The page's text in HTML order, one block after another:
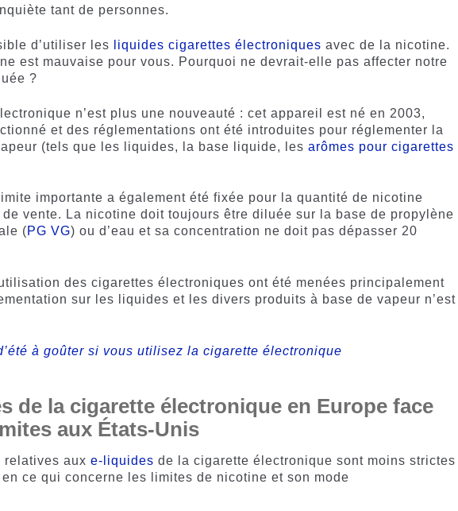
tant de personnes.
d’utiliser les liquides cigarettes électroniques avec de la nicotine.
est mauvaise pour vous. Pourquoi ne devrait-elle pas affecter notre
?
n’est plus une nouveauté : cet appareil est né en 2003,
et des réglementations ont été introduites pour réglementer la
(tels que les liquides, la base liquide, lesarômes pour cigarettes
importante a également été fixée pour la quantité de nicotine
vente. La nicotine doit toujours être diluée sur la base de propylène
(PG VG) ou d’eau et sa concentration ne doit pas dépasser 20
des cigarettes électroniques ont été menées principalement
sur les liquides et les divers produits à base de vapeur n’est
à goûter si vous utilisez la cigarette électronique
de la cigarette électronique en Europe face
aux États-Unis
relatives auxe-liquides de la cigarette électronique sont moins strictes
en ce qui concerne les limites de nicotine et son mode